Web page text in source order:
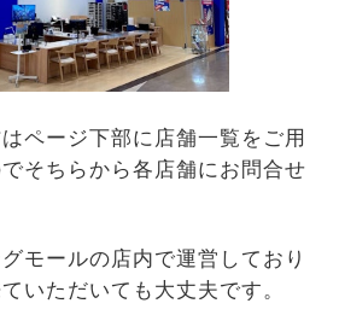
ページ下部に店舗一覧をご用
そちらから各店舗にお問合せ
モールの店内で運営しており
いただいても大丈夫です。